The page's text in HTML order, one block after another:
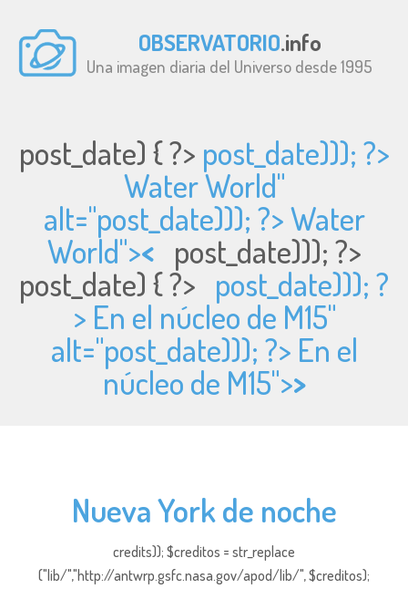
OBSERVATORIO.info
Una imagen diaria del Universo desde 1995
post_date) { ?> post_date))); ?>
Water World"
alt="post_date))); ?> Water
World">< post_date))); ?>
post_date) { ?> post_date))); ?
> En el núcleo de M15"
alt="post_date))); ?> En el
núcleo de M15">>
Nueva York de noche
credits)); $creditos = str_replace
("lib/","http://antwrp.gsfc.nasa.gov/apod/lib/", $creditos);